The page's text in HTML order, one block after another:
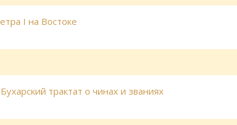
I на Востоке
трактат о чинах и званиях